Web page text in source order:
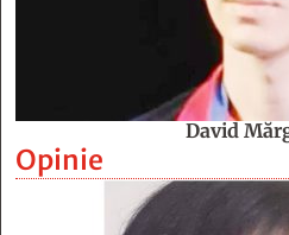
David
Opinie